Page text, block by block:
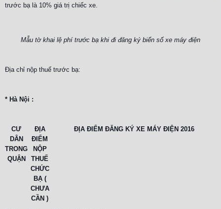
trước bạ là 10% giá trị chiếc xe.
Mẫu tờ khai lệ phí trước bạ khi đi đăng ký biển số xe máy điện
Địa chỉ nộp thuế trước bạ:
* Hà Nội :
CƯ
DÂN
TRONG
QUẬN
ĐỊA
ĐIỂM
NỘP
THUẾ
CHỨC
BẠ (
CHƯA
CẦN )
ĐỊA ĐIỂM ĐĂNG KÝ XE MÁY ĐIỆN 2016